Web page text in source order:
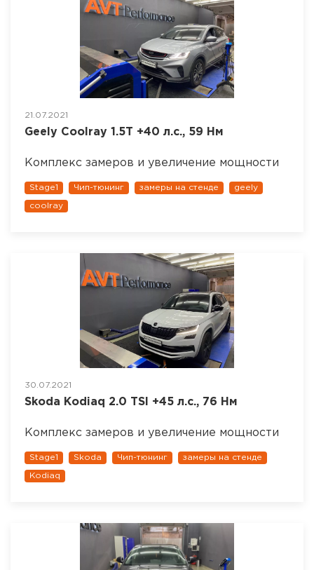
21.07.2021
Geely Coolray 1.5T +40 л.с., 59 Нм
Комплекс замеров и увеличение мощности
Stage1 Чип-тюнинг замеры на стенде geely
coolray
30.07.2021
Skoda Kodiaq 2.0 TSI +45 л.с., 76 Нм
Комплекс замеров и увеличение мощности
Stage1 Skoda Чип-тюнинг замеры на стенде
Kodiaq